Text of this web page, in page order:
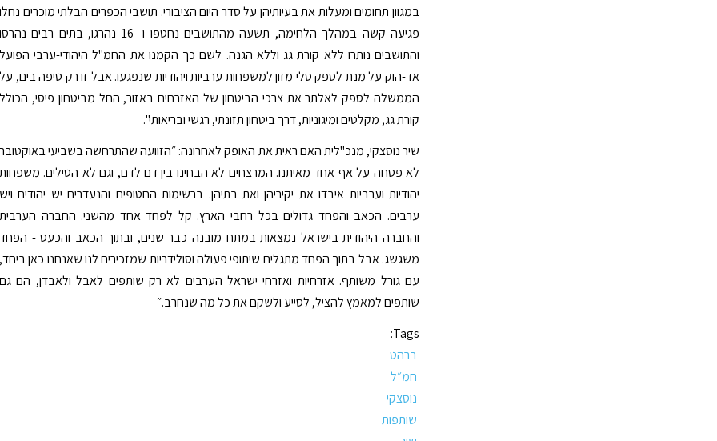
במגוון תחומים ומעלות את בעיותיהן על סדר היום הציבורי. תושבי הכפרים הבלתי מוכרים נחלו
פגיעה קשה במהלך הלחימה, תשעה מהתושבים נחטפו ו- 16 נהרגו, בתים רבים נהרסו
והתושבים נותרו ללא קורת גג וללא הגנה. לשם כך הקמנו את החמ"ל היהודי-ערבי הפועל
אד-הוק על מנת לספק סלי מזון למשפחות ערביות ויהודיות שנפגעו. אבל זו רק טיפה בים, על
הממשלה לספק לאלתר את צרכי הביטחון של האזרחים באזור, החל מביטחון פיסי, הכולל
קורת גג, מקלטים ומיגוניות, דרך ביטחון תזונתי, רגשי ובריאותי".
שיר נוסצקי, מנכ"לית האם ראית את האופק לאחרונה: ״הזוועה שהתרחשה בשביעי באוקטובר
לא פסחה על אף אחד מאיתנו. המרצחים לא הבחינו בין דם לדם, וגם לא הטילים. משפחות
יהודיות וערביות איבדו את יקיריהן ואת בתיהן. ברשימות החטופים והנעדרים יש יהודים ויש
ערבים. הכאב והפחד גדולים בכל רחבי הארץ. קל לפחד אחד מהשני. החברה הערבית
והחברה היהודית בישראל נמצאות במתח מובנה כבר שנים, ובתוך הכאב והכעס - הפחד
משגשג. אבל בתוך הפחד מתגלים שיתופי פעולה וסולידריות שמזכירים לנו שאנחנו כאן ביחד,
עם גורל משותף. אזרחיות ואזרחי ישראל הערבים לא רק שותפים לאבל ולאבדן, הם גם
שותפים למאמץ להציל, לסייע ולשקם את כל מה שנחרב.״
Tags:
ברהט
חמ״ל
נוסצקי
שותפות